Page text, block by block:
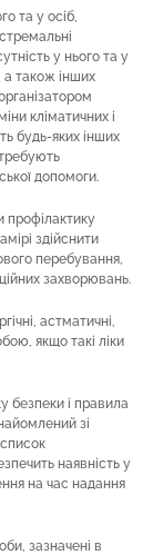
та у осіб,
у нього та у
а також інших
кліматичних і
будь-яких інших
допомоги.
профілактику
здійснити
перебування,
захворювань.
астматичні,
якщо такі ліки
безпеки і правила
зі
наявність у
на час надання
зазначені в